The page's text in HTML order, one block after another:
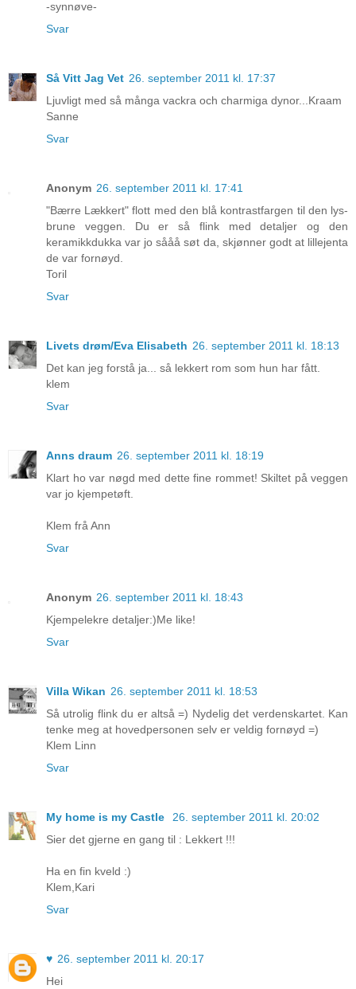
-synnøve-
Svar
Så Vitt Jag Vet 26. september 2011 kl. 17:37
Ljuvligt med så många vackra och charmiga dynor...Kraam
Sanne
Svar
Anonym 26. september 2011 kl. 17:41
"Bærre Lækkert" flott med den blå kontrastfargen til den lys-
brune veggen. Du er så flink med detaljer og den
keramikkdukka var jo sååå søt da, skjønner godt at lillejenta
de var fornøyd.
Toril
Svar
Livets drøm/Eva Elisabeth 26. september 2011 kl. 18:13
Det kan jeg forstå ja... så lekkert rom som hun har fått.
klem
Svar
Anns draum 26. september 2011 kl. 18:19
Klart ho var nøgd med dette fine rommet! Skiltet på veggen
var jo kjempetøft.
Klem frå Ann
Svar
Anonym 26. september 2011 kl. 18:43
Kjempelekre detaljer:)Me like!
Svar
Villa Wikan 26. september 2011 kl. 18:53
Så utrolig flink du er altså =) Nydelig det verdenskartet. Kan
tenke meg at hovedpersonen selv er veldig fornøyd =)
Klem Linn
Svar
My home is my Castle
26. september 2011 kl. 20:02
Sier det gjerne en gang til : Lekkert !!!
Ha en fin kveld :)
Klem,Kari
Svar
♥ 26. september 2011 kl. 20:17
Hei